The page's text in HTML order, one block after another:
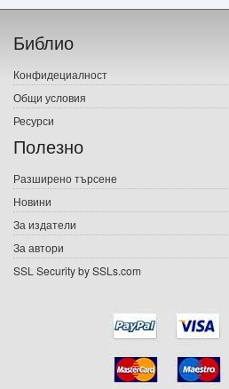
Начало
Печатни книги
Електронни книги
Е-списания
Подаръци
Ваучери
Библио
Конфидециалност
Общи условия
Ресурси
Полезно
Разширено търсене
Новини
За издатели
За автори
SSL Security by SSLs.com